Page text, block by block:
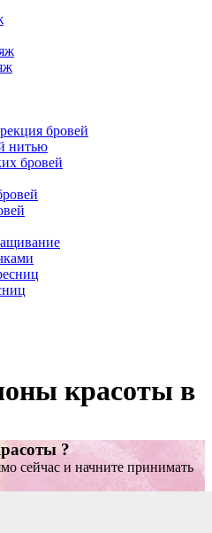
бровей
нитью
бровей
красоты в
?
сейчас и начните принимать